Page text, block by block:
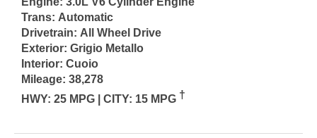
Trans: Automatic
Drivetrain: All Wheel Drive
Exterior: Grigio Metallo
Interior: Cuoio
Mileage: 38,278
HWY: 25 MPG CITY: 15 MPG †